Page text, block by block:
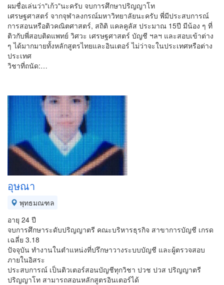
ผมชื่อเล่นว่า"เก้ว"นะครับ จบการศึกษาปริญญาโท
เศรษฐศาสตร์ จากจุฬาลงกรณ์มหาวิทยาลัยนะครับ พี่มีประสบการณ์
การสอนหรือติวคณิตศาสตร์, สถิติ แคลคูลัส ประมาณ 15ปี มีน้อง ๆ ที่
ติวกับพี่สอบติดแพทย์ วิศวะ เศรษฐศาสตร์ บัญชี ฯลฯ และสอบเข้าต่าง
ๆ ได้มากมายทั้งหลักสูตรไทยและอินเตอร์ ไม่ว่าจะในประเทศหรือต่าง
ประเทศ
วิชาที่ถนัด:…
อุษณา
พุทธมณฑล
อายุ 24 ปี
จบการศึกษาระดับปริญญาตรี คณะบริหารธุรกิจ สาขาการบัญชี เกรด
เฉลี่ย 3.18
ปัจจุบัน ทำงานในตำแหน่งที่ปรึกษาวางระบบบัญชี และผู้ตรวจสอบ
ภายในอิสระ
ประสบการณ์ เป็นติวเตอร์สอนบัญชีทุกวิชา ปวช ปวส ปริญญาตรี
ปริญญาโท สามารถสอนหลักสูตรอินเตอร์ได้